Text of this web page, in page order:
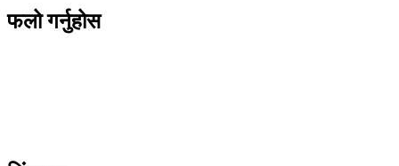
फलो गर्नुहोस